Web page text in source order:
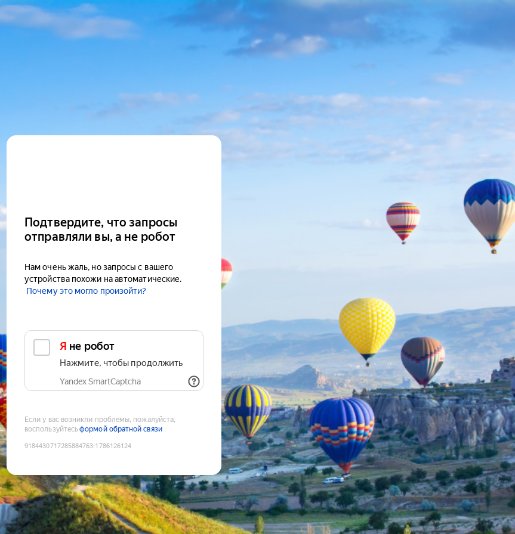
Подтвердите, что запросы
отправляли вы, а не робот
Нам очень жаль, но запросы с вашего
устройства похожи на автоматические.
Почему это могло произойти?
Я не робот
Нажмите, чтобы продолжить
Yandex SmartCaptcha
Если у вас возникли проблемы, пожалуйста,
воспользуйтесьформой обратной связи
9184430717285884763:1786126124